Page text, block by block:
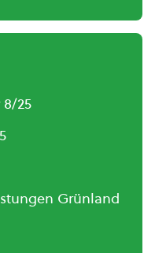
8/25
Grünland